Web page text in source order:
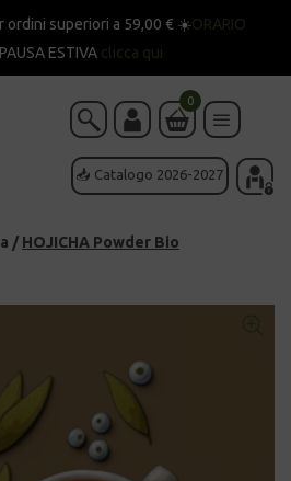
ordini superiori a 59,00 € ☀️ORARIO
ESTIVA clicca qui
📥 Catalogo 2026-2027
0
/ HOJICHA Powder Bio